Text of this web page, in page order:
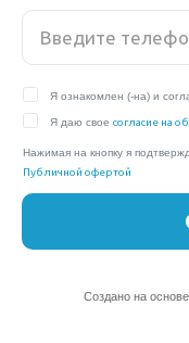
Я ознакомлен (-на) и
Я даю свое согласие на
Нажимая на кнопку я
Публичной офертой
Создано на